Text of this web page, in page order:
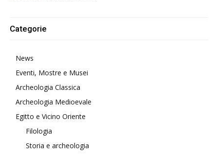
Categorie
News
Eventi, Mostre e Musei
Archeologia Classica
Archeologia Medioevale
Egitto e Vicino Oriente
Filologia
Storia e archeologia